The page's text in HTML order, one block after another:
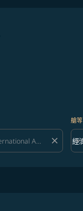
close
艙等
艙
經
keyboard_arrow_down